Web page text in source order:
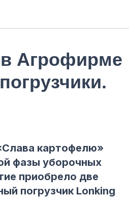
в Агрофирме
картофелю»
фазы уборочных
приобрело две
погрузчик Lonking